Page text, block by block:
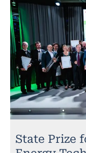
State Prize